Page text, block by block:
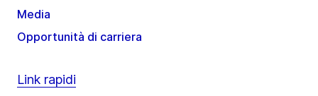
Media
Opportunità di carriera
Link rapidi